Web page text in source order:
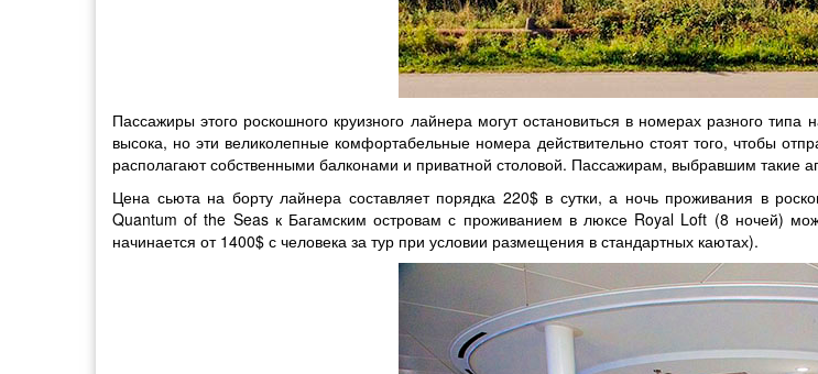
Пассажиры этого роскошного круизного лайнера могут остановиться в номерах разного
высока, но эти великолепные комфортабельные номера действительно стоят того, чтобы
располагают собственными балконами и приватной столовой. Пассажирам, выбравшим такие
Цена сьюта на борту лайнера составляет порядка 220$ в сутки, а ночь проживания в
Quantum of the Seas к Багамским островам с проживанием в люксе Royal Loft (8 ночей)
начинается от 1400$ с человека за тур при условии размещения в стандартных каютах).